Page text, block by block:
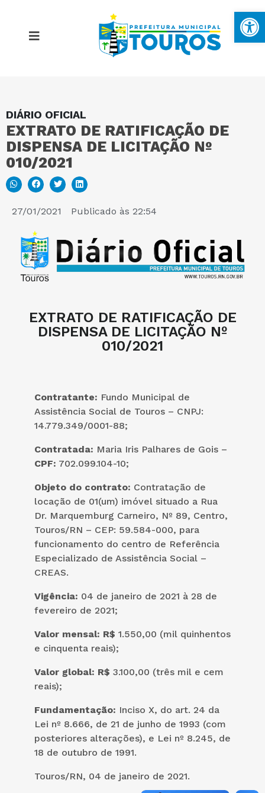
DIÁRIO OFICIAL
EXTRATO DE RATIFICAÇÃO DE
DISPENSA DE LICITAÇÃO Nº
010/2021
27/01/2021 Publicado às 22:54
EXTRATO DE RATIFICAÇÃO DE
DISPENSA DE LICITAÇÃO Nº
010/2021
Contratante: Fundo Municipal de
Assistência Social de Touros – CNPJ:
14.779.349/0001-88;
Contratada: Maria Iris Palhares de Gois –
CPF: 702.099.104-10;
Objeto do contrato: Contratação de
locação de 01(um) imóvel situado a Rua
Dr. Marquemburg Carneiro, Nº 89, Centro,
Touros/RN – CEP: 59.584-000, para
funcionamento do centro de Referência
Especializado de Assistência Social –
CREAS.
Vigência: 04 de janeiro de 2021 à 28 de
fevereiro de 2021;
Valor mensal: R$ 1.550,00 (mil quinhentos
e cinquenta reais);
Valor global: R$ 3.100,00 (três mil e cem
reais);
Fundamentação: Inciso X, do art. 24 da
Lei nº 8.666, de 21 de junho de 1993 (com
posteriores alterações), e Lei nº 8.245, de
18 de outubro de 1991.
Touros/RN, 04 de janeiro de 2021.
MAPA DO SITE
PORTAL DA TRANSPARÊNCIA
E-SIC
PERGUNTAS FREQUENTES